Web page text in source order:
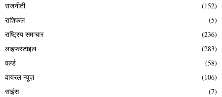
राजनीती
(152)
राशिफल
(5)
राष्ट्रिय समाचार
(236)
लाइफस्टाइल
(283)
वर्ल्ड
(58)
वायरल न्यूज़
(106)
साइंस
(7)